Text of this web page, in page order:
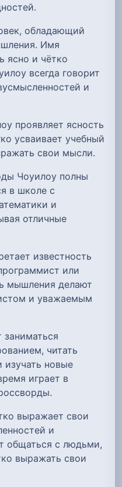
обладающий
Имя
ясно и чётко
всегда говорит
и
проявляет ясность
усваивает учебный
свои мысли.
Чоуилоу полны
в школе с
и
отличные
известность
или
мышления делают
и уважаемым
заниматься
читать
изучать новые
играет в
выражает свои
и
общаться с людьми,
выражать свои